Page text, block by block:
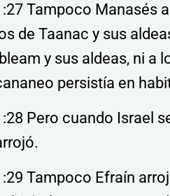
Tampoco Manasés
de Taanac y sus
y sus aldeas, ni a
persistía en
Pero cuando Israel
Tampoco Efraín